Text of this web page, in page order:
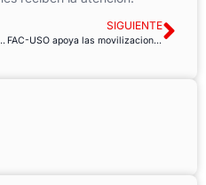
y reclama la equiparación salarial en Justicia en Andalucía
SIGUIENTE
FAC-USO apoya las movilizaciones por la mejora salarial en el Sector Público y llama a la unidad sindical